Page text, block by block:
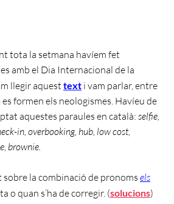
tota la setmana havíem fet
amb el Dia Internacional de la
llegir aquest text i vam parlar, entre
formen els neologismes. Havíeu de
aquestes paraules en català: selfie,
in, overbooking, hub, low cost,
brownie.
la combinació de pronoms els
o quan s’ha de corregir. (solucions)